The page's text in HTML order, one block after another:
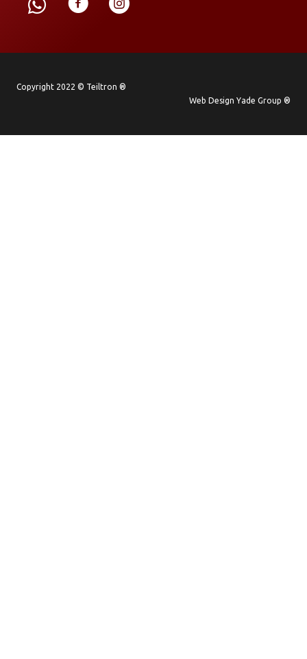
Copyright 2022 © Teiltron ®
Web Design Yade Group ®